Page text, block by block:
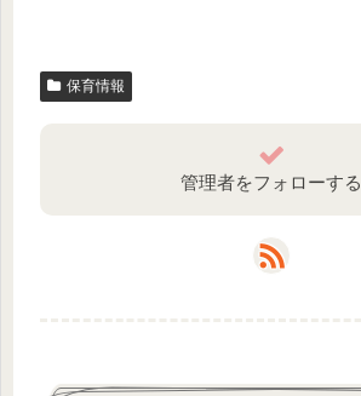
保育情報
管理者をフォローする